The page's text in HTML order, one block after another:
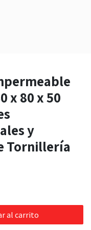
x 80 x 50
y
Tornillería
al carrito